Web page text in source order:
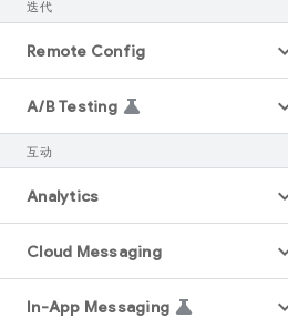
迭代
Remote Config
A/B Testing
互动
Analytics
Cloud Messaging
In-App Messaging